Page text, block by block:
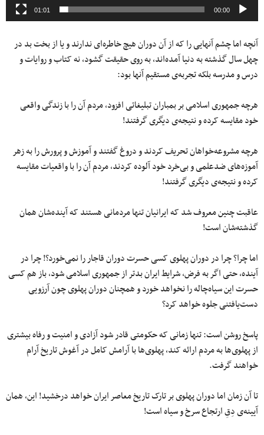
00:00
01:01
آنچه اما چشم آنهایی را که از آن دوران هیچ خاطره‌ای ندارند و یا از بخت بد در
چهل سال گذشته به دنیا آمده‌اند، به روی حقیقت گشود، نه کتاب و روایات و
درس و مدرسه بلکه تجربه‌ی مستقیم آنها بود:
هرچه جمهوری اسلامی بر بمباران تبلیغاتی افزود، مردم آن را با زندگی واقعی
خود مقایسه کرده و نتیجه‌ی دیگری گرفتند!
هرچه مشروعه‌خواهان تحریف کردند و دروغ گفتند و آموزش و پرورش را به زهر
آموزه‌های ضدعلمی و بی‌خرد خود آلوده کردند، مردم آن را با واقعیات مقایسه
کرده و نتیجه‌ی دیگری گرفتند!
عاقبت چنین معروف شد که ایرانیان تنها مردمانی هستند که آینده‌شان همان
گذشته‌شان است!
اما چرا؟ چرا در دوران پهلوی کسی حسرت دوران قاجار را نمی‌خورد؟! چرا در
آینده، حتی اگر به فرض، شرایط ایران بدتر از جمهوری اسلامی شود، باز هم کسی
حسرت این سیاه‌چاله را نخواهد خورد و همچنان دوران پهلوی چون آرزویی
دست‌یافتنی جلوه خواهد کرد؟
پاسخ روشن است: تنها زمانی که حکومتی قادر شود آزادی و امنیت و رفاه بیشتری
از پهلوی‌ها به مردم ارائه کند، پهلوی‌ها با آرامش کامل در آغوش تاریخ آرام
خواهند گرفت.
تا آن زمان اما دوران پهلوی بر تارک تاریخ معاصر ایران خواهد درخشید! این، همان
آیینه‌ی دِقِ ارتجاع سرخ و سیاه است!